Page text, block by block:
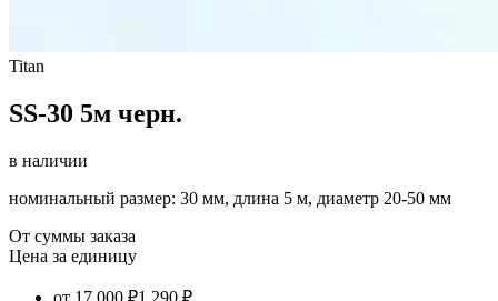
Titan
SS-30 5м черн.
в наличии
номинальный размер: 30 мм, длина 5 м, диаметр 20-50 мм
От суммы заказа
Цена за единицу
от 17 000 ₽1 290 ₽